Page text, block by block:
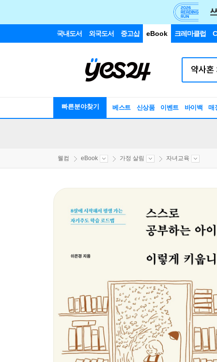
국내도서 외국도서 중고샵 eBook 크레마클럽
빠른분야찾기 베스트 신상품 이벤트 바이백 매
웰컴 eBook 가정 살림 자녀교육